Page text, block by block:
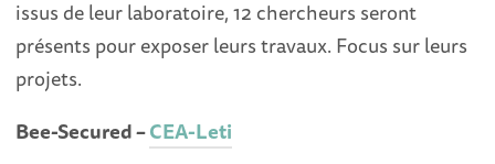
issus de leur laboratoire, 12 chercheurs seront
présents pour exposer leurs travaux. Focus sur leurs
projets.
Bee-Secured –CEA-Leti